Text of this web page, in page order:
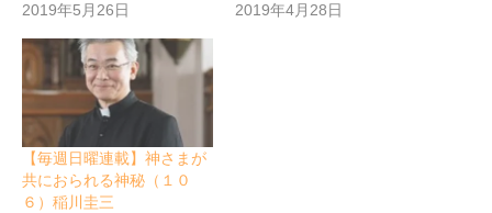
2019年5月26日
2019年4月28日
【毎週日曜連載】神さまが
共におられる神秘（１０
６）稲川圭三